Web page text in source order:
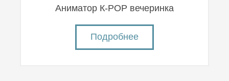
Аниматор К-POP вечеринка
Подробнее